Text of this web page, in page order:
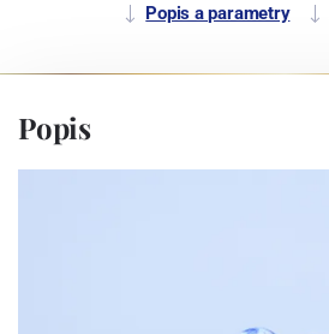
Popis a parametry
Popis